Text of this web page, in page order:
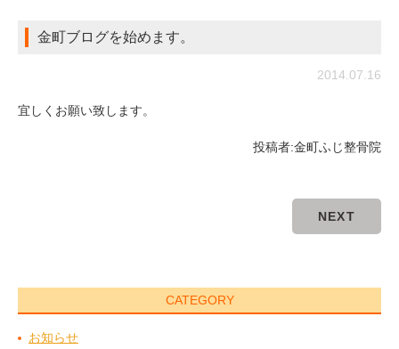
金町ブログを始めます。
2014.07.16
宜しくお願い致します。
投稿者:金町ふじ整骨院
NEXT
CATEGORY
お知らせ